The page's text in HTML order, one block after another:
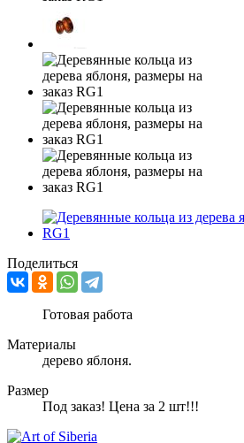
Поделиться
Готовая работа
Материалы
дерево яблоня.
Размер
Под заказ! Цена за 2 шт!!!